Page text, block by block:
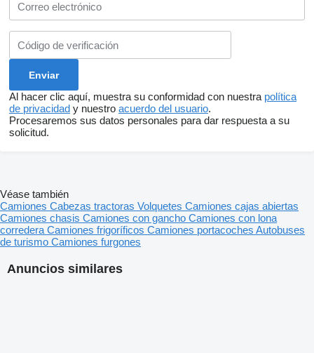
Al hacer clic aquí, muestra su conformidad con nuestra política
de privacidad y nuestro acuerdo del usuario.
Procesaremos sus datos personales para dar respuesta a su
solicitud.
Anuncios similares
Véase también
Camiones Cabezas tractoras Volquetes Camiones cajas abiertas
Camiones chasis Camiones con gancho Camiones con lona
corredera Camiones frigoríficos Camiones portacoches Autobuses
de turismo Camiones furgones